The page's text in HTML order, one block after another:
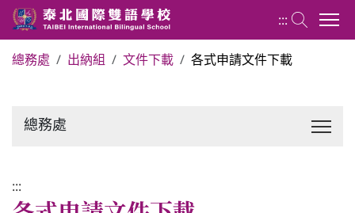
總務處 出納組 文件下載 各式申請文件下載
總務處
:::
:::
最新消息